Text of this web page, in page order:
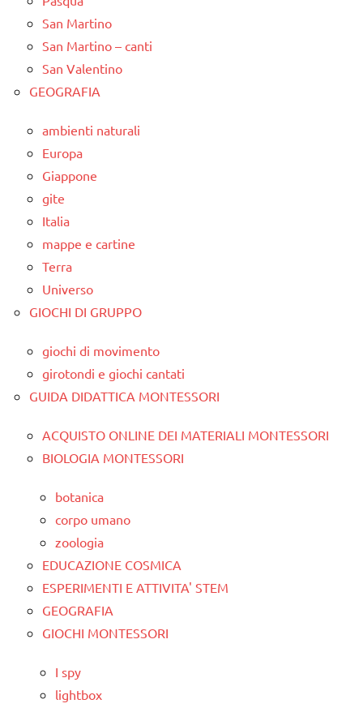
San Martino
San Martino – canti
San Valentino
GEOGRAFIA
ambienti naturali
Europa
Giappone
gite
Italia
mappe e cartine
Terra
Universo
GIOCHI DI GRUPPO
giochi di movimento
girotondi e giochi cantati
GUIDA DIDATTICA MONTESSORI
ACQUISTO ONLINE DEI MATERIALI MONTESSORI
BIOLOGIA MONTESSORI
botanica
corpo umano
zoologia
EDUCAZIONE COSMICA
ESPERIMENTI E ATTIVITA' STEM
GEOGRAFIA
GIOCHI MONTESSORI
I spy
lightbox